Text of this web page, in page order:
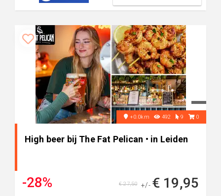
+0.0km 492 9 0
High beer bij The Fat Pelican • in Leiden
-28% +/- € 19,95
€ 27,50